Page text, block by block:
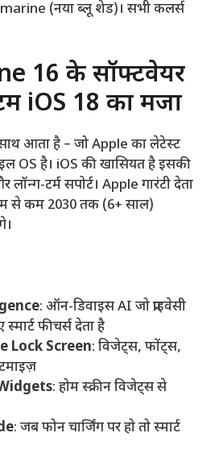
(नया ब्लू शेड)। सभी कलर्स
16 के सॉफ्टवेयर
iOS 18 का मजा
आता है – जो Apple का लेटेस्ट
OS है। iOS की खासियत है इसकी
लॉन्ग-टर्म सपोर्ट। Apple गारंटी देता
से कम 2030 तक (6+ साल)
: ऑन-डिवाइस AI जो प्राइवेसी
फीचर्स देता है
Lock Screen: विजेट्स, फोंट्स,
: होम स्क्रीन विजेट्स से
: जब फोन चार्जिंग पर हो तो स्मार्ट